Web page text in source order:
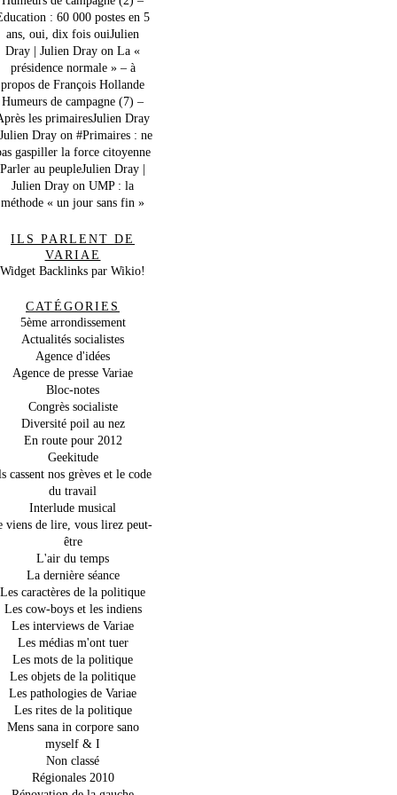
: 60 000 postes en 5
ans, oui, dix fois ouiJulien
Dray | Julien Dray on La «
présidence normale » – à
propos de François Hollande
Humeurs de campagne (7) –
les primairesJulien Dray
Dray on #Primaires : ne
gaspiller la force citoyenne
Parler au peupleJulien Dray |
Julien Dray on UMP : la
méthode « un jour sans fin »
ILS PARLENT DE
VARIAE
Widget Backlinks par Wikio!
CATÉGORIES
5ème arrondissement
Actualités socialistes
Agence d'idées
Agence de presse Variae
Bloc-notes
Congrès socialiste
Diversité poil au nez
En route pour 2012
Geekitude
cassent nos grèves et le code
du travail
Interlude musical
viens de lire, vous lirez peut-
être
L'air du temps
La dernière séance
Les caractères de la politique
Les cow-boys et les indiens
Les interviews de Variae
Les médias m'ont tuer
Les mots de la politique
Les objets de la politique
Les pathologies de Variae
Les rites de la politique
Mens sana in corpore sano
myself & I
Non classé
Régionales 2010